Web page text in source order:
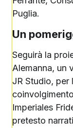
Puglia.
Un
Seguirà la
Alemanna, un
JR Studio,
Imperiales
pretesto